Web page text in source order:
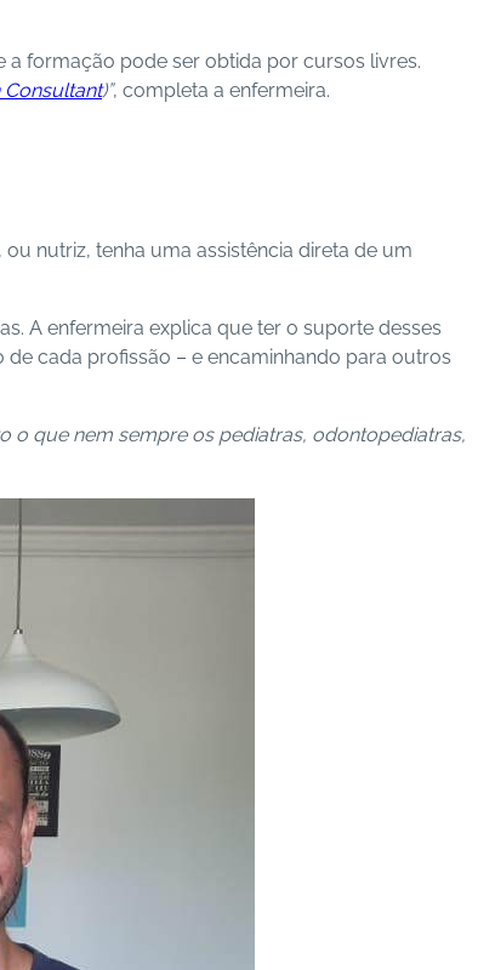
a formação pode ser obtida por cursos livres.
Consultant)”, completa a enfermeira.
nutriz, tenha uma assistência direta de um
A enfermeira explica que ter o suporte desses
cada profissão – e encaminhando para outros
o que nem sempre os pediatras, odontopediatras,